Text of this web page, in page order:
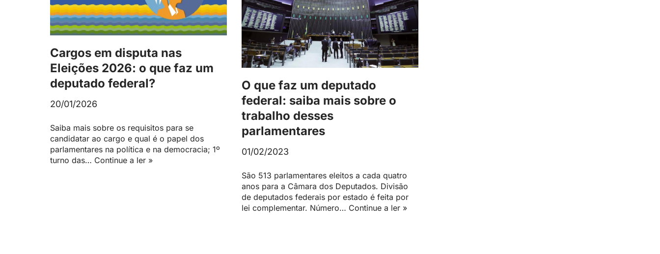
Cargos em disputa nas
Eleições 2026: o que faz um
deputado federal?
20/01/2026
Saiba mais sobre os requisitos para se
candidatar ao cargo e qual é o papel dos
parlamentares na política e na democracia; 1º
turno das… Continue a ler »
O que faz um deputado
federal: saiba mais sobre o
trabalho desses
parlamentares
01/02/2023
São 513 parlamentares eleitos a cada quatro
anos para a Câmara dos Deputados. Divisão
de deputados federais por estado é feita por
lei complementar. Número… Continue a ler »